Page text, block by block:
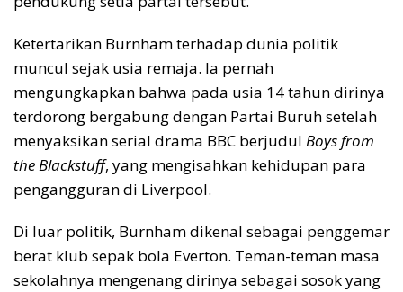
Ketertarikan Burnham terhadap dunia politik
muncul sejak usia remaja. Ia pernah
mengungkapkan bahwa pada usia 14 tahun dirinya
terdorong bergabung dengan Partai Buruh setelah
menyaksikan serial drama BBC berjudul Boys from
the Blackstuff, yang mengisahkan kehidupan para
pengangguran di Liverpool.
Di luar politik, Burnham dikenal sebagai penggemar
berat klub sepak bola Everton. Teman-teman masa
sekolahnya mengenang dirinya sebagai sosok yang